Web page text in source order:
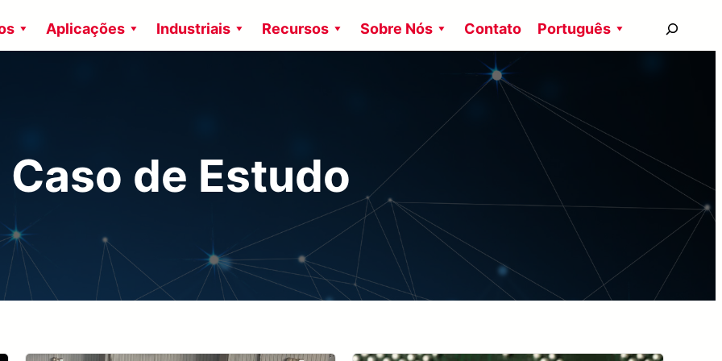
Aplicações Industriais Recursos Sobre Nós Contato Português
尋
Caso de Estudo